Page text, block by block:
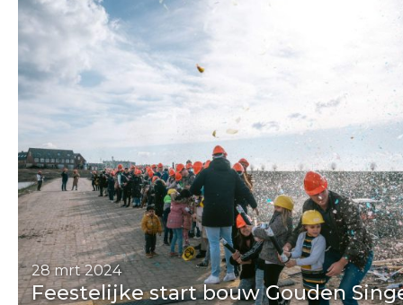
28 mrt 2024
Feestelijke start bouw Gouden